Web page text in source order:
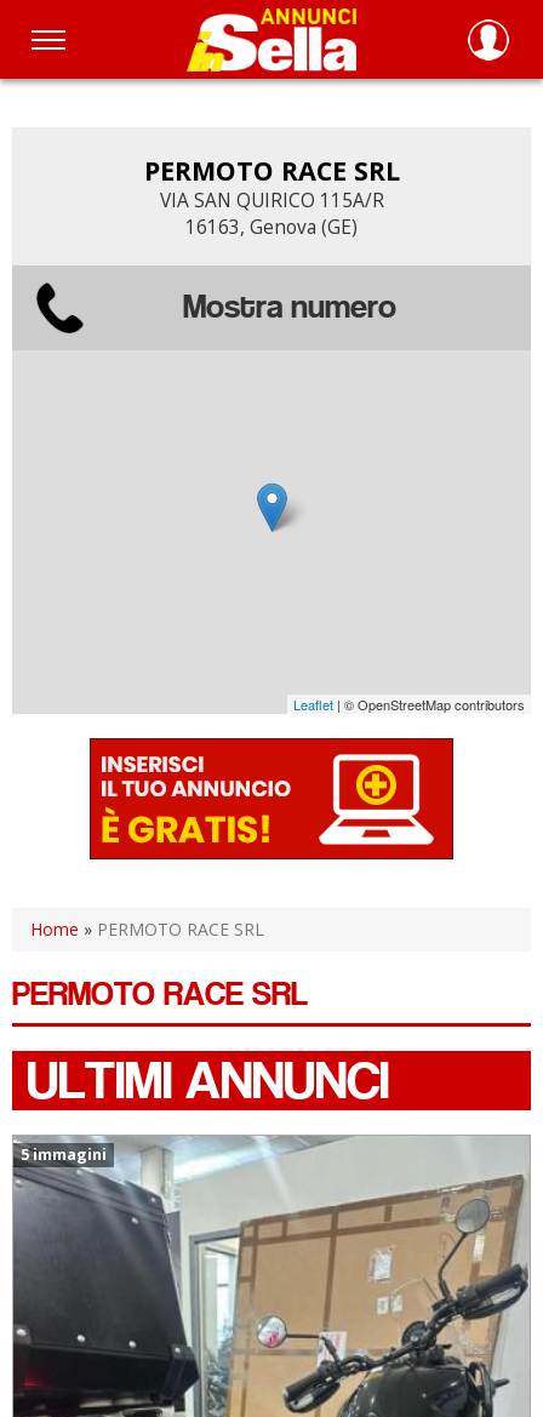
Salta
PERMOTO RACE SRL
VIA SAN QUIRICO 115A/R
16163, Genova (GE)
Mostra numero
Leaflet | © OpenStreetMap contributors
Home » PERMOTO RACE SRL
PERMOTO RACE SRL
ULTIMI ANNUNCI
5 immagini